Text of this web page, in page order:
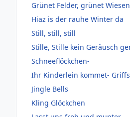
Grünet Felder, grünet Wiesen
Hiaz is der rauhe Winter da
Still, still, still
Stille, Stille kein Geräusch
Schneeflöckchen-
Ihr Kinderlein kommet-
Jingle Bells
Kling Glöckchen